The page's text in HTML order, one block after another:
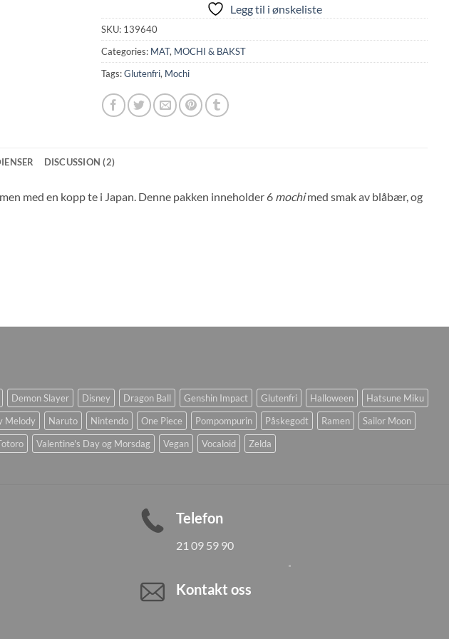
Legg til i ønskeliste
SKU: 139640
Categories: MAT, MOCHI & BAKST
Tags:Glutenfri, Mochi
DISCUSSION (2)
med en kopp te i Japan. Denne pakken inneholder 6 mochimed smak av blåbær, og
Demon Slayer Disney Dragon Ball Genshin Impact Glutenfri Halloween
Hatsune Miku
Melody Naruto Nintendo One Piece Pompompurin Påskegodt Ramen
Sailor Moon
Valentine's Day og Morsdag Vegan Vocaloid Zelda
Telefon
21 09 59 90
Kontakt oss